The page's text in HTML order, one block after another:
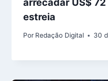
estreia
Por Redação Digital 30